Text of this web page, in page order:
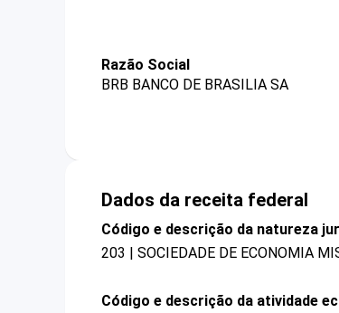
Razão Social
BRB BANCO DE BRASILIA SA
Dados da receita federal
Código e descrição da natureza
203 | SOCIEDADE DE ECONOMIA
Código e descrição da atividade